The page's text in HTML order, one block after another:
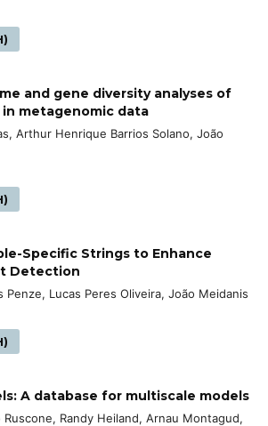
and gene diversity analyses of
metagenomic data
Arthur Henrique Barrios Solano, João
Specific Strings to Enhance
Detection
Penze, Lucas Peres Oliveira, João Meidanis
A database for multiscale models
Randy Heiland, Arnau Montagud,